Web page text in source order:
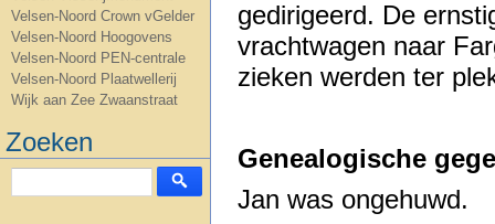
Velsen-Noord Crown vGelder
Velsen-Noord Hoogovens
Velsen-Noord PEN-centrale
Velsen-Noord Plaatwellerij
Wijk aan Zee Zwaanstraat
Zoeken
gedirigeerd. De
vrachtwagen naar
zieken werden ter
Genealogische
Jan was ongehuwd.